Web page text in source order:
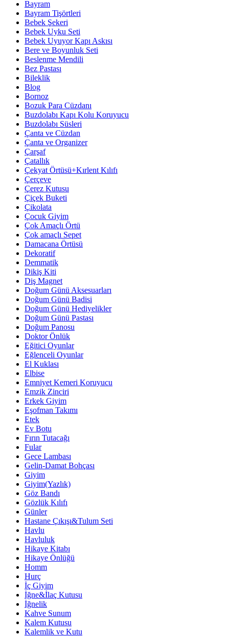
Bayram
Bayram Tişörtleri
Bebek Şekeri
Bebek Uyku Seti
Bebek Uyuyor Kapı Askısı
Bere ve Boyunluk Seti
Beslenme Mendili
Bez Pastası
Bileklik
Blog
Bornoz
Bozuk Para Cüzdanı
Buzdolabı Kapı Kolu Koruyucu
Buzdolabı Süsleri
Çanta ve Cüzdan
Çanta ve Organizer
Çarşaf
Çatallık
Çekyat Örtüsü+Kırlent Kılıfı
Çerçeve
Çerez Kutusu
Çiçek Buketi
Çikolata
Çocuk Giyim
Çok Amaçlı Örtü
Çok amaçlı Sepet
Damacana Örtüsü
Dekoratif
Demmatik
Dikiş Kiti
Diş Magnet
Doğum Günü Aksesuarları
Doğum Günü Badisi
Doğum Günü Hediyelikler
Doğum Günü Pastası
Doğum Panosu
Doktor Önlük
Eğitici Oyunlar
Eğlenceli Oyunlar
El Kuklası
Elbise
Emniyet Kemeri Koruyucu
Emzik Zinciri
Erkek Giyim
Eşofman Takımı
Etek
Ev Botu
Fırın Tutacağı
Fular
Gece Lambası
Gelin-Damat Bohçası
Giyim
Giyim(Yazlık)
Göz Bandı
Gözlük Kılıfı
Günler
Hastane Çıkışı&Tulum Seti
Havlu
Havluluk
Hikaye Kitabı
Hikaye Önlüğü
Homm
Hurç
İç Giyim
İğne&İlaç Kutusu
İğnelik
Kahve Sunum
Kalem Kutusu
Kalemlik ve Kutu